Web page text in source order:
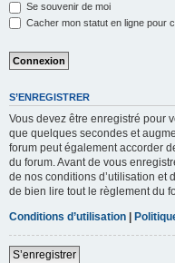
Se souvenir de moi
Cacher mon statut en ligne pour
S’ENREGISTRER
Vous devez être enregistré pour
que quelques secondes et
forum peut également accorder
du forum. Avant de vous
de nos conditions d’utilisation et
de bien lire tout le règlement du
Conditions d’utilisation |
S’enregistrer